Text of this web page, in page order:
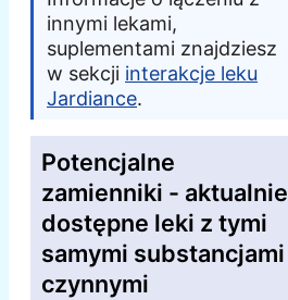
innymi lekami,
suplementami znajdziesz
w sekcji interakcje leku
Jardiance.
Potencjalne
zamienniki - aktualnie
dostępne leki z tymi
samymi substancjami
czynnymi